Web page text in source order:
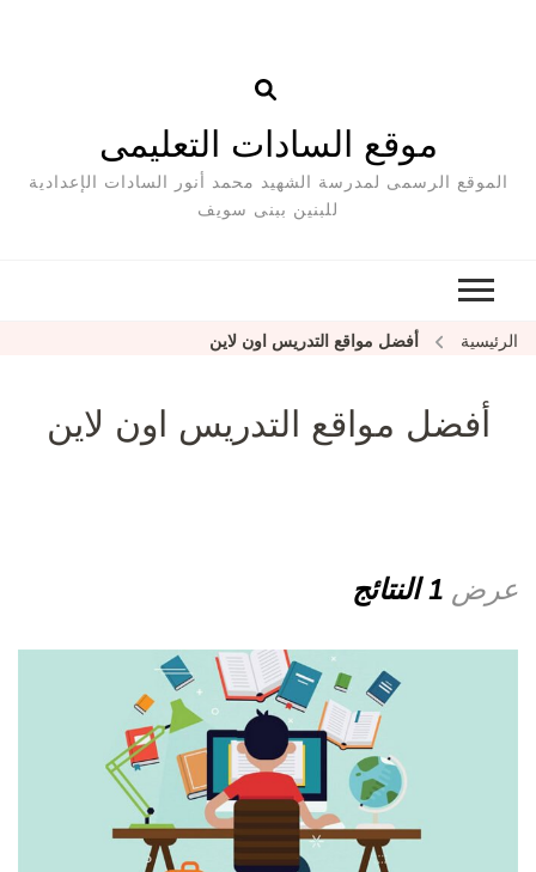
موقع السادات التعليمى
الموقع الرسمى لمدرسة الشهيد محمد أنور السادات الإعدادية
للبنين ببنى سويف
الرئيسية أفضل مواقع التدريس اون لاين
أفضل مواقع التدريس اون لاين
عرض 1 النتائج